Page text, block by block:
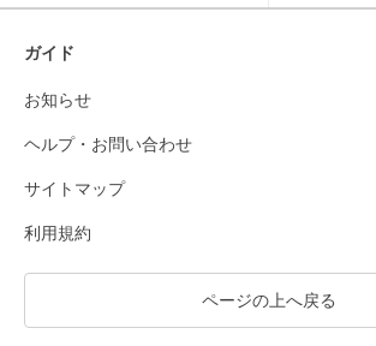
ガイド
お知らせ
ヘルプ・お問い合わせ
サイトマップ
利用規約
ページの上へ戻る